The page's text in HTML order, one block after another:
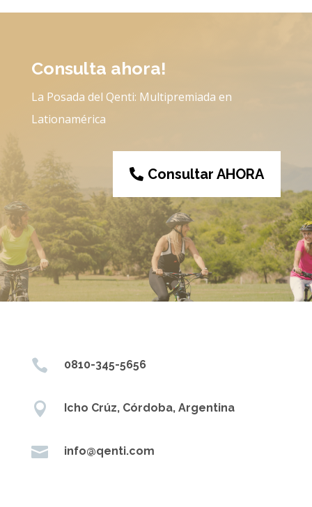
Consulta ahora!
La Posada del Qenti: Multipremiada en
Lationamérica
Consultar AHORA
 0810-345-5656
 Icho Crúz, Córdoba, Argentina
 info@qenti.com